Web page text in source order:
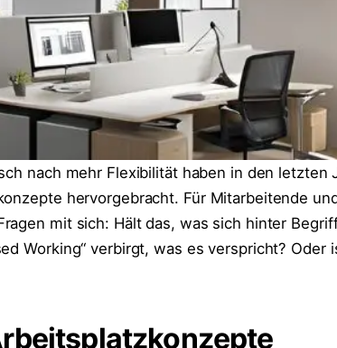
nach mehr Flexibilität haben in den letzten
hervorgebracht. Für Mitarbeitende
mit sich: Hält das, was sich hinter
Working“ verbirgt, was es verspricht? Oder